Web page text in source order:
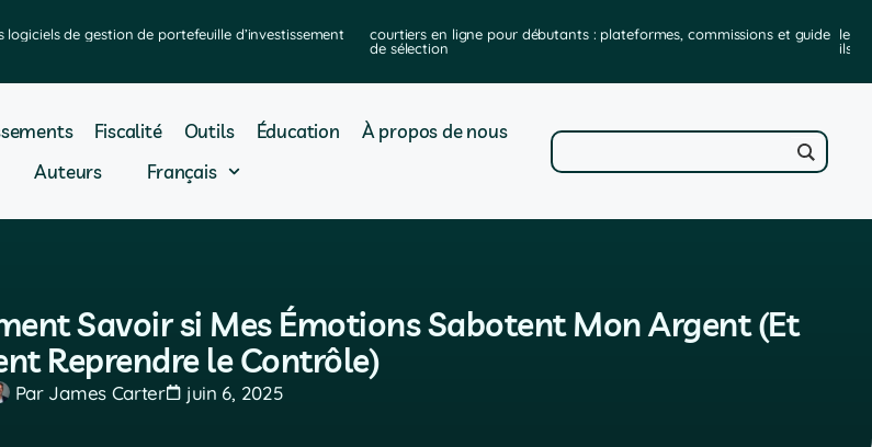
logiciels de gestion de portefeuille d’investissement
courtiers en ligne pour débutants : plateformes, commissions et guide
de sélection
les
ils
Fiscalité Outils Éducation
À propos de nous
Auteurs
Français
Savoir si Mes Émotions Sabotent Mon Argent (Et
Reprendre le Contrôle)
ParJames Carter juin 6, 2025